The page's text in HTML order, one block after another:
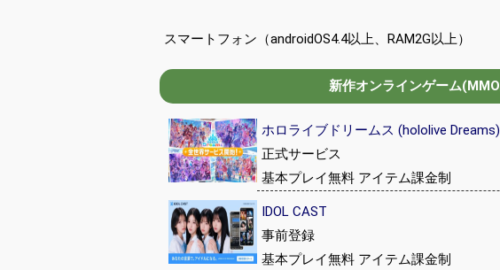
スマートフォン（androidOS4.4以上、RAM2G以上）
新作オンラインゲーム
ホロライブドリームス (hololive Dreams)
正式サービス
基本プレイ無料 アイテム課金制
IDOL CAST
事前登録
基本プレイ無料 アイテム課金制